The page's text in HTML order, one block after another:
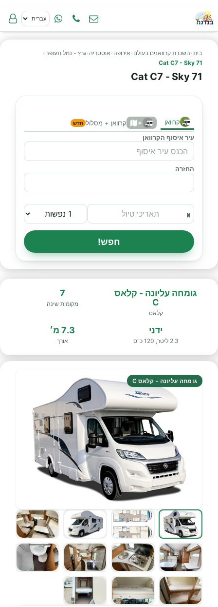
בית› השכרת קרוואנים בעולם › אירופה › אוסטריה ›גרץ - נמל תעופה ›
Cat C7 - Sky 71
Cat C7 - Sky 71
קרוואן + קרוואן + מסלול חדש
עיר איסוף הקרוואן
החזרה
חפש!
גומחה עליונה - קלאס
C
קלאס
7
מקומות שינה
ידני
2.3 ליטר, 120 כ"ס
7.3 מ׳
אורך
גומחה עליונה - קלאס C